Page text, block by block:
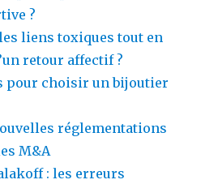
?
liens toxiques tout en
retour affectif ?
pour choisir un bijoutier
réglementations
M&A
: les erreurs